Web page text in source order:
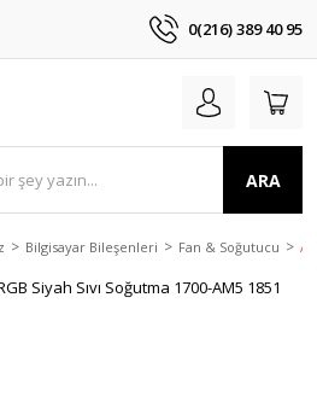
0(216) 389 40 95
ARA
Bilgisayar Bileşenleri Fan & Soğutucu